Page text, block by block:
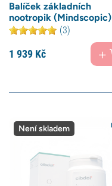
Balíček základních
nootropik (Mindscopic)
(3)
1 939 Kč
Není skladem